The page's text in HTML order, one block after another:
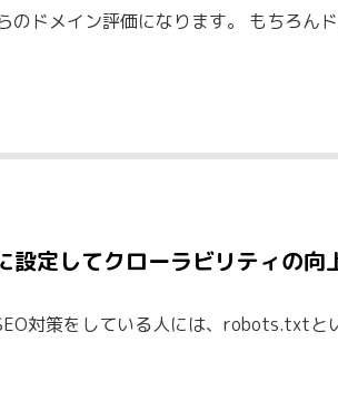
のドメイン評価になります。 もちろん
定してクローラビリティの向
対策をしている人には、robots.txtと